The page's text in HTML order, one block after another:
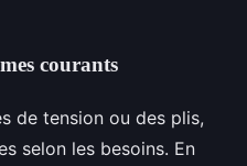
courants
de tension ou des plis,
selon les besoins. En